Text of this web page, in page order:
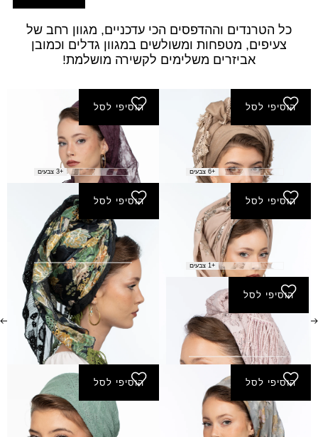
כל הטרנדים וההדפסים הכי עדכניים, מגוון רחב של
צעיפים, מטפחות ומשולשים במגוון גדלים וכמובן
אביזרים משלימים לקשירה מושלמת!
הוסיפי לסל
מטפחת אביבה
₪70.00
+6 צבעים
הוסיפי לסל
מטפחת אדל
₪110.00
+3 צבעים
הוסיפי לסל
מטפחת אדר
₪170.00
+1 צבעים
הוסיפי לסל
מטפחת אורלי
₪190.00
הוסיפי לסל
מטפחת אחווה
₪180.00
הוסיפי לסל
מטפחת אליאנה
הוסיפי לסל
מטפחת אסנת